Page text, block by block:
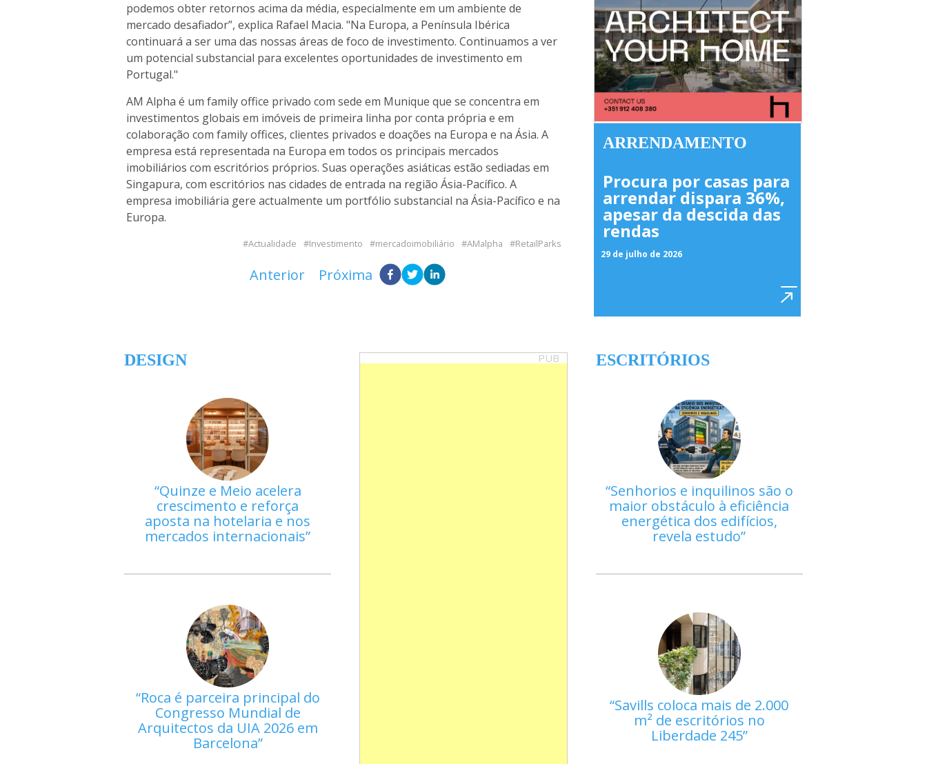
podemos obter retornos acima da média, especialmente em um ambiente de
mercado desafiador”, explica Rafael Macia. "Na Europa, a Península Ibérica
continuará a ser uma das nossas áreas de foco de investimento. Continuamos a ver
um potencial substancial para excelentes oportunidades de investimento em
Portugal."
AM Alpha é um family office privado com sede em Munique que se concentra em
investimentos globais em imóveis de primeira linha por conta própria e em
colaboração com family offices, clientes privados e doações na Europa e na Ásia. A
empresa está representada na Europa em todos os principais mercados
imobiliários com escritórios próprios. Suas operações asiáticas estão sediadas em
Singapura, com escritórios nas cidades de entrada na região Ásia-Pacífico. A
empresa imobiliária gere actualmente um portfólio substancial na Ásia-Pacífico e na
Europa.
Actualidade Investimento mercadoimobiliário AMalpha RetailParks
Anterior Próxima
ARRENDAMENTO
Procura por casas para
arrendar dispara 36%,
apesar da descida das
rendas
29 de julho de 2026
DESIGN
Quinze e Meio acelera
crescimento e reforça
aposta na hotelaria e nos
mercados internacionais
Roca é parceira principal do
Congresso Mundial de
Arquitectos da UIA 2026 em
Barcelona
PUB ESCRITÓRIOS
Senhorios e inquilinos são o
maior obstáculo à eficiência
energética dos edifícios,
revela estudo
Savills coloca mais de 2.000
m² de escritórios no
Liberdade 245